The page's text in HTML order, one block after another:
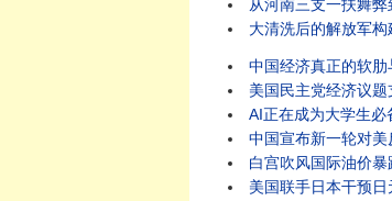
从河南三支一扶舞
大清洗后的解放军
中国经济真正的软
美国民主党经济议
AI正在成为大学生
中国宣布新一轮对
白宫吹风国际油价
美国联手日本干预